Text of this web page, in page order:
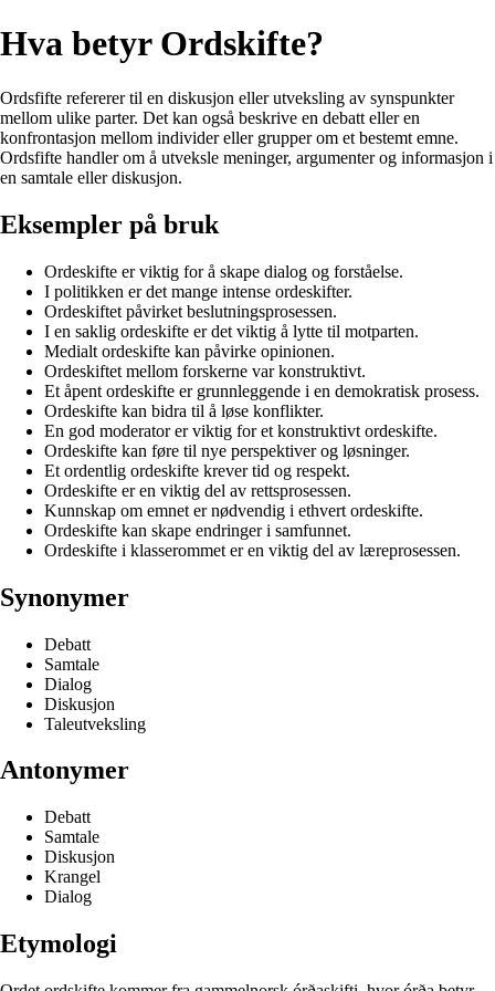
Hva betyr Ordskifte?
Ordsfifte refererer til en diskusjon eller utveksling av synspunkter
mellom ulike parter. Det kan også beskrive en debatt eller en
konfrontasjon mellom individer eller grupper om et bestemt emne.
Ordsfifte handler om å utveksle meninger, argumenter og informasjon i
en samtale eller diskusjon.
Eksempler på bruk
Ordeskifte er viktig for å skape dialog og forståelse.
I politikken er det mange intense ordeskifter.
Ordeskiftet påvirket beslutningsprosessen.
I en saklig ordeskifte er det viktig å lytte til motparten.
Medialt ordeskifte kan påvirke opinionen.
Ordeskiftet mellom forskerne var konstruktivt.
Et åpent ordeskifte er grunnleggende i en demokratisk prosess.
Ordeskifte kan bidra til å løse konflikter.
En god moderator er viktig for et konstruktivt ordeskifte.
Ordeskifte kan føre til nye perspektiver og løsninger.
Et ordentlig ordeskifte krever tid og respekt.
Ordeskifte er en viktig del av rettsprosessen.
Kunnskap om emnet er nødvendig i ethvert ordeskifte.
Ordeskifte kan skape endringer i samfunnet.
Ordeskifte i klasserommet er en viktig del av læreprosessen.
Synonymer
Debatt
Samtale
Dialog
Diskusjon
Taleutveksling
Antonymer
Debatt
Samtale
Diskusjon
Krangel
Dialog
Etymologi